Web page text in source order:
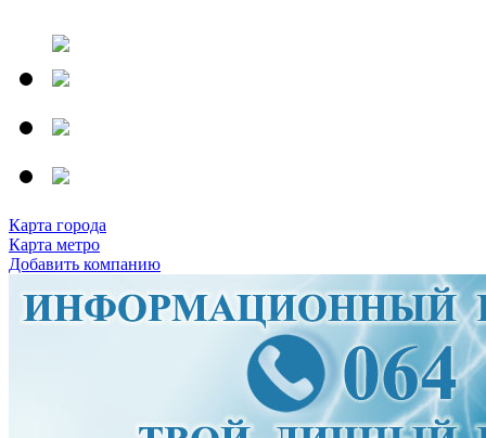
Карта города
Карта метро
Добавить компанию